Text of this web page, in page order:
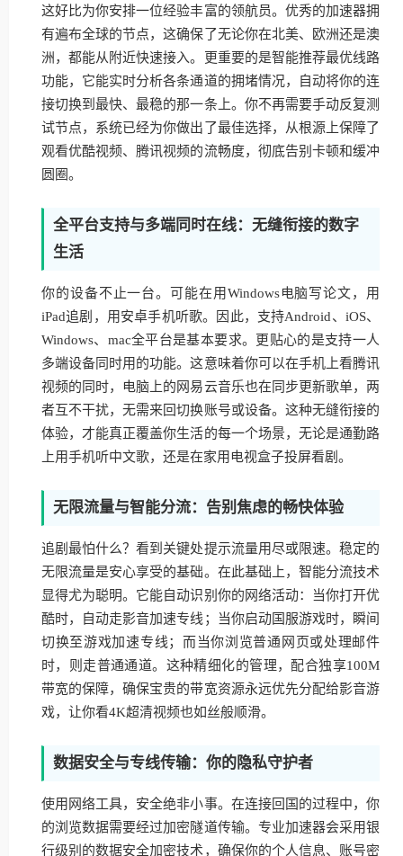
这好比为你安排一位经验丰富的领航员。优秀的加速器拥
有遍布全球的节点，这确保了无论你在北美、欧洲还是澳
洲，都能从附近快速接入。更重要的是智能推荐最优线路
功能，它能实时分析各条通道的拥堵情况，自动将你的连
接切换到最快、最稳的那一条上。你不再需要手动反复测
试节点，系统已经为你做出了最佳选择，从根源上保障了
观看优酷视频、腾讯视频的流畅度，彻底告别卡顿和缓冲
圆圈。
全平台支持与多端同时在线：无缝衔接的数字
生活
你的设备不止一台。可能在用Windows电脑写论文，用
iPad追剧，用安卓手机听歌。因此，支持Android、iOS、
Windows、mac全平台是基本要求。更贴心的是支持一人
多端设备同时用的功能。这意味着你可以在手机上看腾讯
视频的同时，电脑上的网易云音乐也在同步更新歌单，两
者互不干扰，无需来回切换账号或设备。这种无缝衔接的
体验，才能真正覆盖你生活的每一个场景，无论是通勤路
上用手机听中文歌，还是在家用电视盒子投屏看剧。
无限流量与智能分流：告别焦虑的畅快体验
追剧最怕什么？看到关键处提示流量用尽或限速。稳定的
无限流量是安心享受的基础。在此基础上，智能分流技术
显得尤为聪明。它能自动识别你的网络活动：当你打开优
酷时，自动走影音加速专线；当你启动国服游戏时，瞬间
切换至游戏加速专线；而当你浏览普通网页或处理邮件
时，则走普通通道。这种精细化的管理，配合独享100M
带宽的保障，确保宝贵的带宽资源永远优先分配给影音游
戏，让你看4K超清视频也如丝般顺滑。
数据安全与专线传输：你的隐私守护者
使用网络工具，安全绝非小事。在连接回国的过程中，你
的浏览数据需要经过加密隧道传输。专业加速器会采用银
行级别的数据安全加密技术，确保你的个人信息、账号密